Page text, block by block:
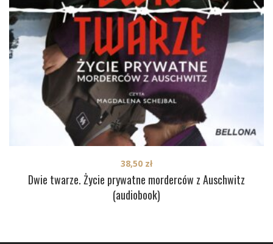
Dwie twarze. Życie prywatne morderców z Auschwitz
(audiobook)
38,50 zł